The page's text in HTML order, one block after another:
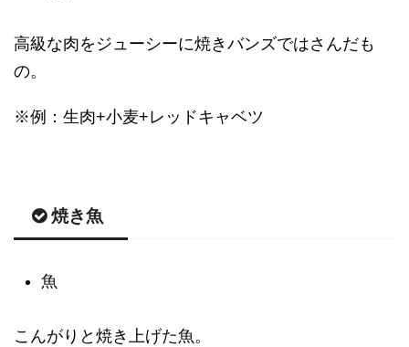
高級な肉をジューシーに焼きバンズではさんだも
の。
※例：生肉+小麦+レッドキャベツ
焼き魚
魚
こんがりと焼き上げた魚。